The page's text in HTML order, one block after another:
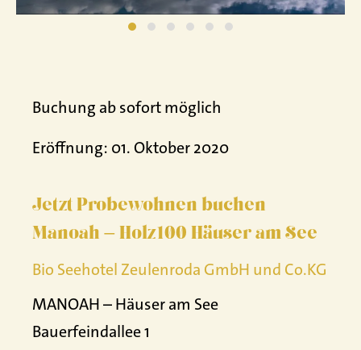
Buchung ab sofort möglich
Eröffnung: 01. Oktober 2020
Jetzt Probewohnen buchen
Manoah – Holz100 Häuser am See
Bio Seehotel Zeulenroda GmbH und Co.KG
MANOAH – Häuser am See
Bauerfeindallee 1